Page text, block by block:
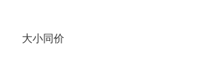
大小同价